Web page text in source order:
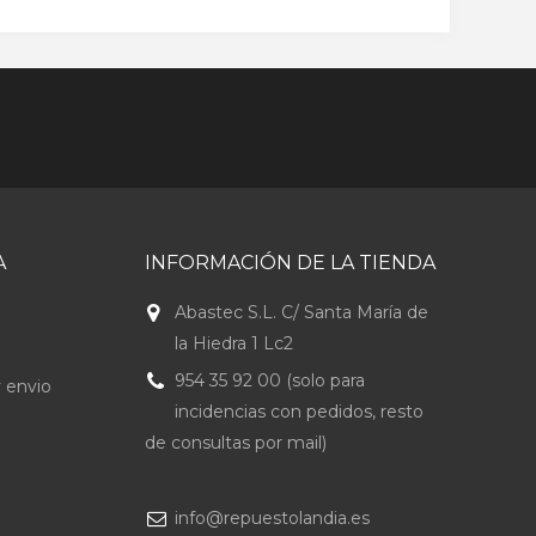
envio
INFORMACIÓN DE LA TIENDA
Abastec S.L. C/ Santa María de
la Hiedra 1 Lc2
954 35 92 00 (solo para
incidencias con pedidos, resto
de consultas por mail)
info@repuestolandia.es